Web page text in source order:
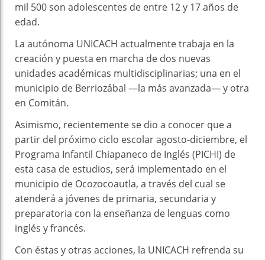
mil 500 son adolescentes de entre 12 y 17 años de
edad.
La autónoma UNICACH actualmente trabaja en la
creación y puesta en marcha de dos nuevas
unidades académicas multidisciplinarias; una en el
municipio de Berriozábal —la más avanzada— y otra
en Comitán.
Asimismo, recientemente se dio a conocer que a
partir del próximo ciclo escolar agosto-diciembre, el
Programa Infantil Chiapaneco de Inglés (PICHI) de
esta casa de estudios, será implementado en el
municipio de Ocozocoautla, a través del cual se
atenderá a jóvenes de primaria, secundaria y
preparatoria con la enseñanza de lenguas como
inglés y francés.
Con éstas y otras acciones, la UNICACH refrenda su